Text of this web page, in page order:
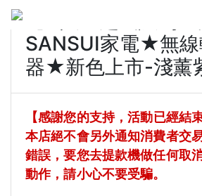
SANSUI家電★無線
器★新色上市-淺薰
【感謝您的支持，活動已經結束
本店絕不會另外通知消費者交
錯誤，要您去提款機做任何取
動作，請小心不要受騙。